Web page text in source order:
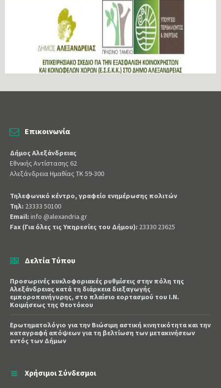
Επικοινωνία
Δήμος Αλεξάνδρειας
Εθνικής Αντίστασης 62
Αλεξάνδρεια Ημαθίας ΤΚ 59-300
Τηλεφωνικό κέντρο, γραφείο ενημέρωσης πολιτών
Τηλ: 23333 50100
Email: info @alexandria.gr
Fax (Για όλες τις Υπηρεσίες του Δήμου): 23330 23625
Δελτία Τύπου
Προσωρινές κυκλοφοριακές ρυθμίσεις στην πόλη της
Αλεξάνδρειας κατά τη διάρκεια διεξαγωγής
εμποροπανήγυρης, στο πλαίσιο εορτασμού του Ι.Ν.
Κοιμήσεως της Θεοτόκου
Ερωτηματολόγιο για την Βιώσιμη αστική κινητικότητα και την
καταγραφή απόψεων για τη βελτίωση των μετακινήσεων
εντός των Δήμων
Χρήσιμοι Σύνδεσμοι